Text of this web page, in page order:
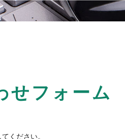
せフォーム
ください。